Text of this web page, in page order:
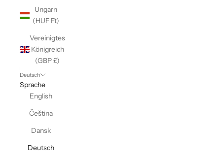
Ungarn
(HUF Ft)
Vereinigtes
Königreich
(GBP £)
Deutsch
Sprache
English
Čeština
Dansk
Deutsch